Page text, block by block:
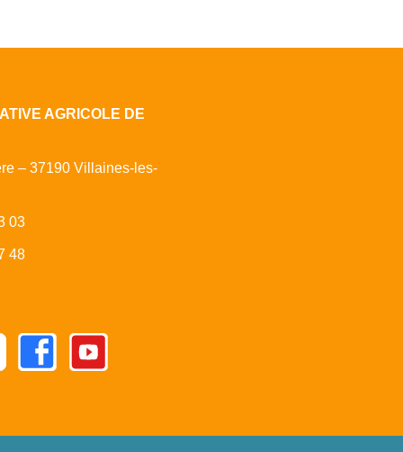
AGRICOLE DE
– 37190 Villaines-les-
03
48
FacebookYoutube